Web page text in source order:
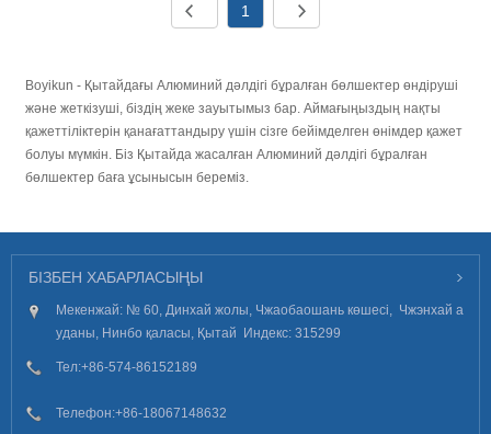
1
Boyikun - Қытайдағы Алюминий дәлдігі бұралған бөлшектер өндіруші
және жеткізуші, біздің жеке зауытымыз бар. Аймағыңыздың нақты
қажеттіліктерін қанағаттандыру үшін сізге бейімделген өнімдер қажет
болуы мүмкін. Біз Қытайда жасалған Алюминий дәлдігі бұралған
бөлшектер баға ұсынысын береміз.
БІЗБЕН ХАБАРЛАСЫҢЫ
Мекенжай: № 60, Динхай жолы, Чжаобаошань көшесі, Чжэнхай а
уданы, Нинбо қаласы, Қытай Индекс: 315299
Тел:+86-574-86152189
Телефон:+86-18067148632